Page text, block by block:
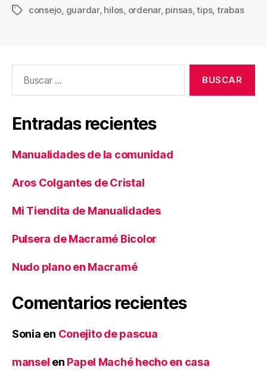
Etiquetas
consejo guardar, hilos ordenar, pinsas,tips, trabas
Entradas recientes
Manualidades de la comunidad
Aros Colgantes de Cristal
Mi Tiendita de Manualidades
Pulsera de Macramé Bicolor
Nudo plano en Macramé
Comentarios recientes
Sonia en Conejito de pascua
mansel en Papel Maché hecho en casa